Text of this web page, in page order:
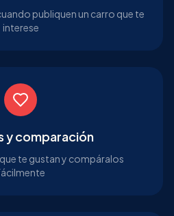
publiquen un carro que te
interese
y comparación
te gustan y compáralos